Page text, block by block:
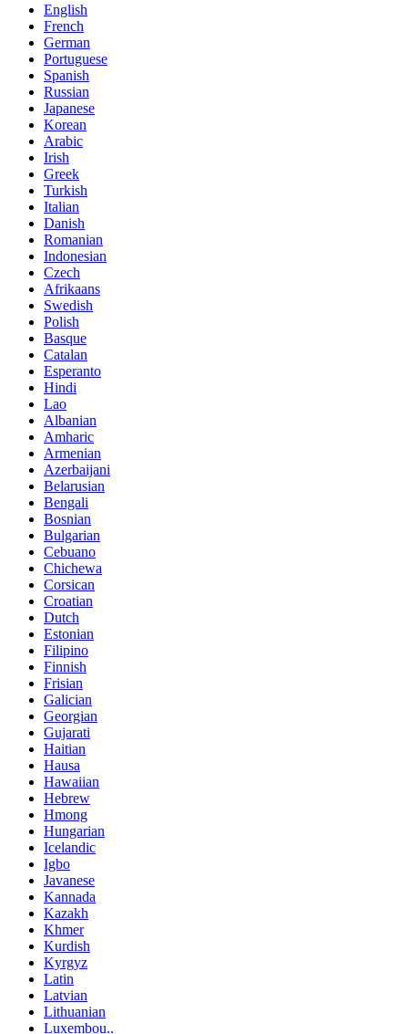
English
French
German
Portuguese
Spanish
Russian
Japanese
Korean
Arabic
Irish
Greek
Turkish
Italian
Danish
Romanian
Indonesian
Czech
Afrikaans
Swedish
Polish
Basque
Catalan
Esperanto
Hindi
Lao
Albanian
Amharic
Armenian
Azerbaijani
Belarusian
Bengali
Bosnian
Bulgarian
Cebuano
Chichewa
Corsican
Croatian
Dutch
Estonian
Filipino
Finnish
Frisian
Galician
Georgian
Gujarati
Haitian
Hausa
Hawaiian
Hebrew
Hmong
Hungarian
Icelandic
Igbo
Javanese
Kannada
Kazakh
Khmer
Kurdish
Kyrgyz
Latin
Latvian
Lithuanian
Luxembou..